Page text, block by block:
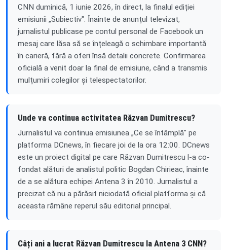
CNN duminică, 1 iunie 2026, în direct, la finalul ediției
emisiunii „Subiectiv". Înainte de anunțul televizat,
jurnalistul publicase pe contul personal de Facebook un
mesaj care lăsa să se înțeleagă o schimbare importantă
în carieră, fără a oferi însă detalii concrete. Confirmarea
oficială a venit doar la final de emisiune, când a transmis
mulțumiri colegilor și telespectatorilor.
Unde va continua activitatea Răzvan Dumitrescu?
Jurnalistul va continua emisiunea „Ce se întâmplă" pe
platforma DCnews, în fiecare joi de la ora 12:00. DCnews
este un proiect digital pe care Răzvan Dumitrescu l-a co-
fondat alături de analistul politic Bogdan Chirieac, înainte
de a se alătura echipei Antena 3 în 2010. Jurnalistul a
precizat că nu a părăsit niciodată oficial platforma și că
aceasta rămâne reperul său editorial principal.
Câți ani a lucrat Răzvan Dumitrescu la Antena 3 CNN?